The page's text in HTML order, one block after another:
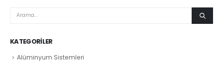
KATEGORILER
Alüminyum Sistemleri